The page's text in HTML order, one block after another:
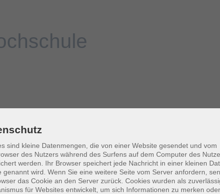
sind kleine Datenmengen, die von einer Website gesendet und vom
des Nutzers während des Surfens auf dem Computer des
werden. Ihr Browser speichert jede Nachricht in einer kleinen
genannt wird. Wenn Sie eine weitere Seite vom Server anfordern,
das Cookie an den Server zurück. Cookies wurden als
für Websites entwickelt, um sich Informationen zu merken